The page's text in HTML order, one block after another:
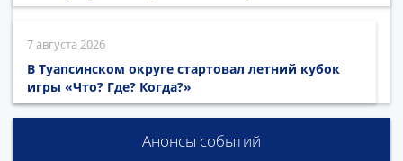
7 августа 2026
В Туапсинском округе стартовал летний кубок
игры «Что? Где? Когда?»
Анонсы событий